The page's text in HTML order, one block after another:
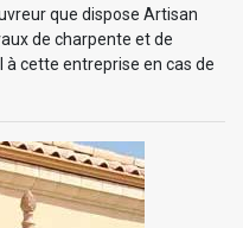
que dispose Artisan
de charpente et de
à cette entreprise en cas de